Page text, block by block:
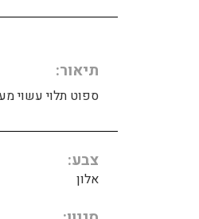
תיאור
ספוט תלוי עשוי
צבע
אלון